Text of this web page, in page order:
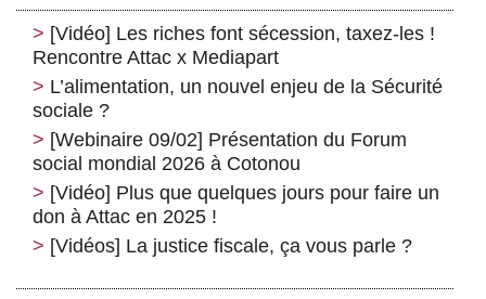
[Vidéo] Les riches font sécession, taxez-les !
Rencontre Attac x Mediapart
L’alimentation, un nouvel enjeu de la Sécurité
sociale ?
[Webinaire 09/02] Présentation du Forum
social mondial 2026 à Cotonou
[Vidéo] Plus que quelques jours pour faire un
don à Attac en 2025 !
[Vidéos] La justice fiscale, ça vous parle ?